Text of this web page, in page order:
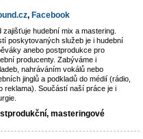
, Facebook
zajišťuje hudební mix a mastering.
poskytovaných služeb je i hudební
anebo postprodukce pro
producenty. Zabýváme i
nahráváním vokálů nebo
jinglů a podkladů do médií (rádio,
reklama). Součástí naší práce je i
masteringové